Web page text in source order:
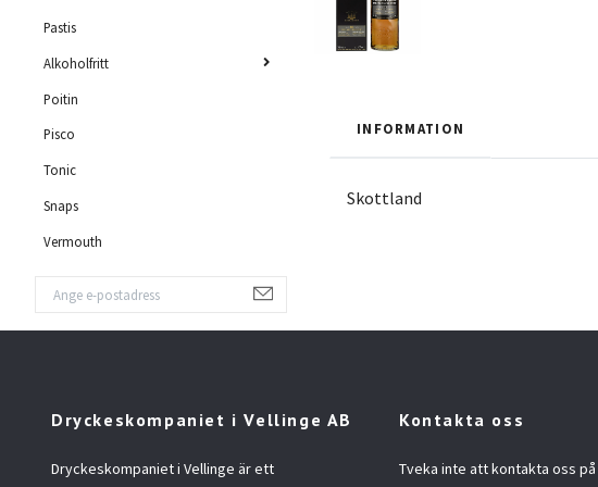
Pastis
Alkoholfritt
Poitin
Pisco
Tonic
Snaps
Vermouth
INFORMATION
Skottland
Dryckeskompaniet i Vellinge AB
Dryckeskompaniet i Vellinge är ett
Kontakta oss
Tveka inte att kontakta oss på